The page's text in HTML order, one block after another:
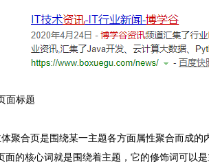
面标题
聚合页是围绕某一主题各方面属性聚合而成
面的核心词就是围绕着主题，它的修饰词可以